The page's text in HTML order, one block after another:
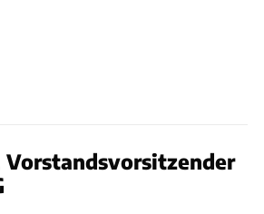
Vorstandsvorsitzender